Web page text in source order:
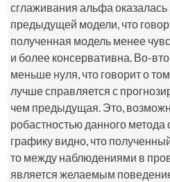
сглаживания альфа
предыдущей модели, что
полученная модель менее
и более консервативна. Во-
меньше нуля, что говорит о
лучше справляется с
чем предыдущая. Это,
робастностью данного метода
графику видно, что
то между наблюдениями в
является желаемым